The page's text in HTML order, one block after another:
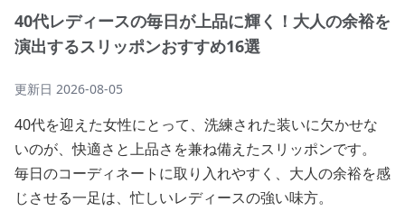
40代レディースの毎日が上品に輝く！大人の余裕を
演出するスリッポンおすすめ16選
更新日 2026-08-05
40代を迎えた女性にとって、洗練された装いに欠かせな
いのが、快適さと上品さを兼ね備えたスリッポンです。
毎日のコーディネートに取り入れやすく、大人の余裕を感
じさせる一足は、忙しいレディースの強い味方。